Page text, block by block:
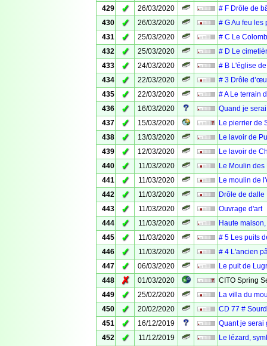
429 ✓ 26/03/2020
# F Drôle de
430
✓ 26/03/2020
# G Au feu les
431
✓ 25/03/2020
# C Le
432
✓ 25/03/2020
# D Le
433
✓ 24/03/2020
# B L'église
434
✓ 22/03/2020
# 3 Drôle
435
✓ 22/03/2020
# A Le terrain
436
✓ 16/03/2020
Quand je
437
✓ 15/03/2020
Le pierrier de
438
✓ 13/03/2020
Le lavoir de
439
✓ 12/03/2020
Le lavoir de
440
✓ 11/03/2020
Le Moulin
441
✓ 11/03/2020
Le moulin de
442
✓ 11/03/2020
Drôle de dalle
443
✓ 11/03/2020
Ouvrage d'art
444
✓ 11/03/2020
Haute
445
✓ 11/03/2020
# 5 Les puits
446
✓ 11/03/2020
# 4 L'ancien
447
✓ 06/03/2020
Le puit de
448
✗ 01/03/2020
CITO Spring
449
✓ 25/02/2020
La villa du
450
✓ 20/02/2020
CD 77 #
451
✓ 16/12/2019
Quant je serai
452
✓ 11/12/2019
Le lézard,